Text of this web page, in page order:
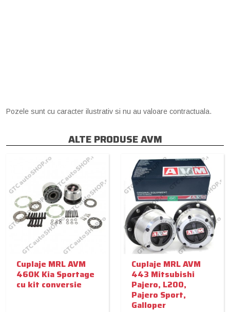
Pozele sunt cu caracter ilustrativ si nu au valoare contractuala.
ALTE PRODUSE AVM
Cuplaje MRL AVM
460K Kia Sportage
cu kit conversie
Cuplaje MRL AVM
443 Mitsubishi
Pajero, L200,
Pajero Sport,
Galloper